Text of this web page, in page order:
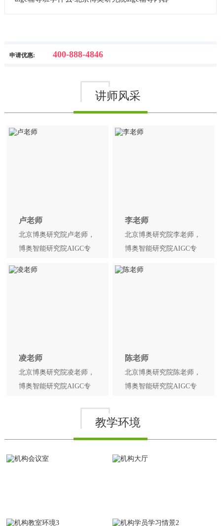
申请优惠: 400-888-4846
讲师风采
卢老师
北京博奥研究院卢老师，
博奥智能研究院AIGC专
李老师
北京博奥研究院李老师，
博奥智能研究院AIGC专
凌老师
北京博奥研究院凌老师，
博奥智能研究院AIGC专
陈老师
北京博奥研究院陈老师，
博奥智能研究院AIGC专
阿里云MVP。
教学环境